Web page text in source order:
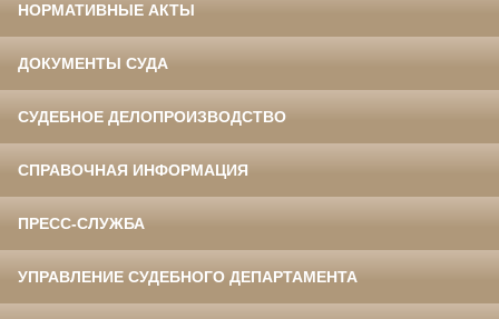
НОРМАТИВНЫЕ АКТЫ
ДОКУМЕНТЫ СУДА
СУДЕБНОЕ ДЕЛОПРОИЗВОДСТВО
СПРАВОЧНАЯ ИНФОРМАЦИЯ
ПРЕСС-СЛУЖБА
УПРАВЛЕНИЕ СУДЕБНОГО ДЕПАРТАМЕНТА